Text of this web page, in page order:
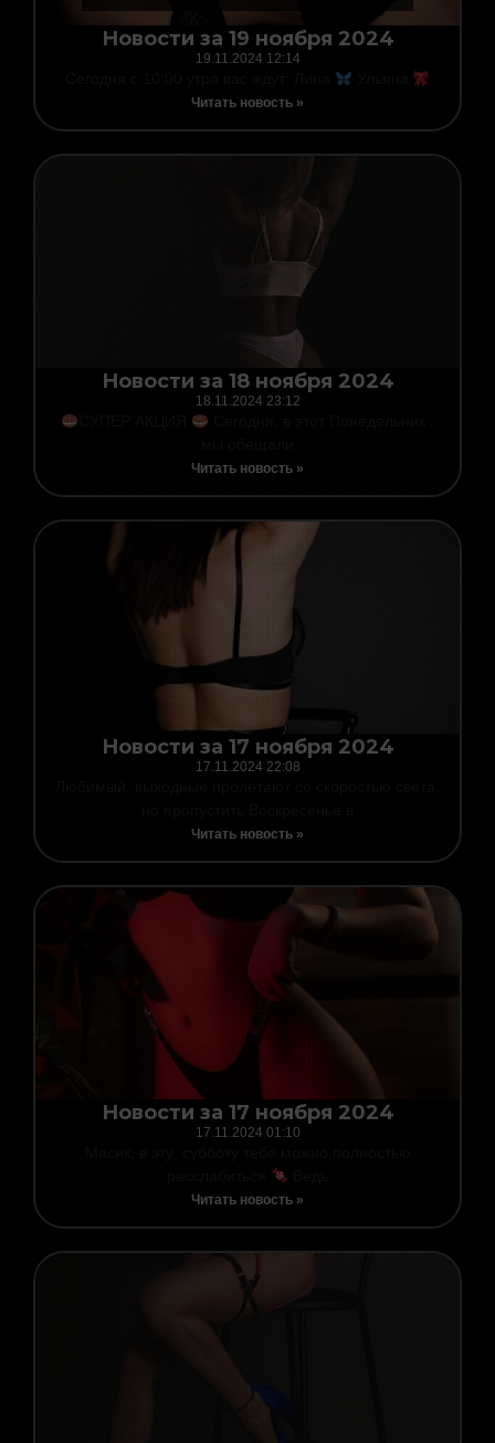
Новости за 19 ноября 2024
19.11.2024 12:14
Читать новость »
Новости за 18 ноября 2024
18.11.2024 23:12
Читать новость »
Новости за 17 ноября 2024
17.11.2024 22:08
Читать новость »
Новости за 17 ноября 2024
17.11.2024 01:10
Читать новость »